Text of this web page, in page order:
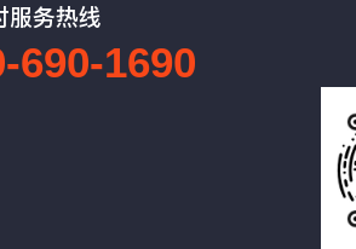
服务热线
690-1690